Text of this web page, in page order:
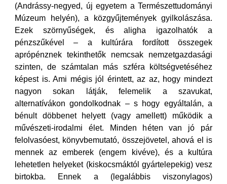
(Andrássy-negyed, új egyetem a Természettudományi
Múzeum helyén), a közgyűjtemények gyilkolászása.
Ezek szörnyűségek, és aligha igazolhatók a
pénzszűkével – a kultúrára fordított összegek
aprópénznek tekinthetők nemcsak nemzetgazdasági
szinten, de számtalan más szféra költségvetéséhez
képest is. Ami mégis jól érintett, az az, hogy mindezt
nagyon sokan látják, felemelik a szavukat,
alternatívákon gondolkodnak – s hogy egyáltalán, a
bénult döbbenet helyett (vagy amellett) működik a
művészeti-irodalmi élet. Minden héten van jó pár
felolvasóest, könyvbemutató, összejövetel, ahová el is
mennek az emberek (engem kivéve), és a kultúra
lehetetlen helyeket (kiskocsmáktól gyártelepekig) vesz
birtokba. Ennek a (legalábbis viszonylagos)